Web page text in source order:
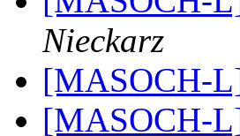
Nieckarz
[MASOCH-
[MASOCH-